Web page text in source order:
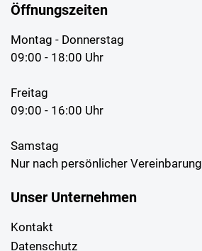
Öffnungszeiten
Montag - Donnerstag
09:00 - 18:00 Uhr
Freitag
09:00 - 16:00 Uhr
Samstag
Nur nach persönlicher Vereinbarung
Unser Unternehmen
Kontakt
Datenschutz